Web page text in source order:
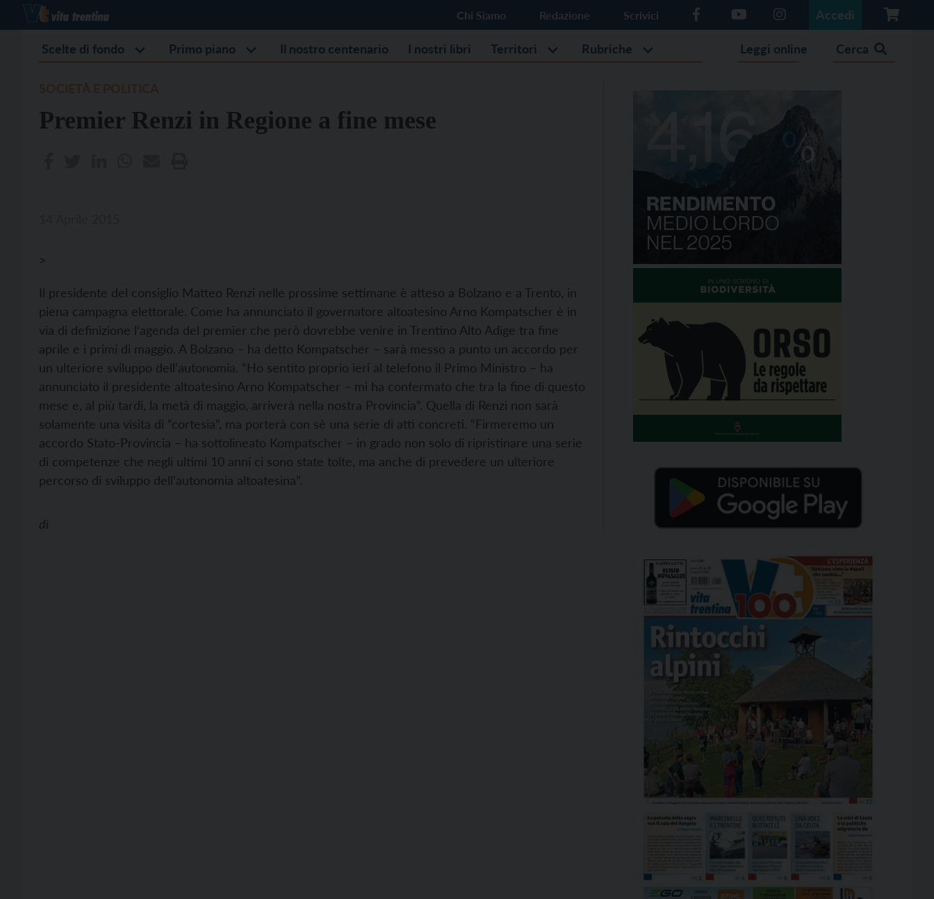
Chi Siamo Redazione Scrivici Accedi
Scelte di fondo Primo piano Il nostro centenario I nostri libri Territori Rubriche Leggi online Cerca
Premier Renzi in Regione a fine mese
>
Il presidente del consiglio Matteo Renzi nelle prossime settimane è atteso a Bolzano e a Trento, in
piena campagna elettorale. Come ha annunciato il governatore altoatesino Arno Kompatscher è in
via di definizione l’agenda del premier che però dovrebbe venire in Trentino Alto Adige tra fine
aprile e i primi di maggio. A Bolzano – ha detto Kompatscher – sarà messo a punto un accordo per
un ulteriore sviluppo dell’autonomia. “Ho sentito proprio ieri al telefono il Primo Ministro – ha
annunciato il presidente altoatesino Arno Kompatscher – mi ha confermato che tra la fine di questo
mese e, al più tardi, la metà di maggio, arriverà nella nostra Provincia”. Quella di Renzi non sarà
solamente una visita di “cortesia”, ma porterà con sè una serie di atti concreti. “Firmeremo un
accordo Stato-Provincia – ha sottolineato Kompatscher – in grado non solo di ripristinare una serie
di competenze che negli ultimi 10 anni ci sono state tolte, ma anche di prevedere un ulteriore
percorso di sviluppo dell’autonomia altoatesina”.
di